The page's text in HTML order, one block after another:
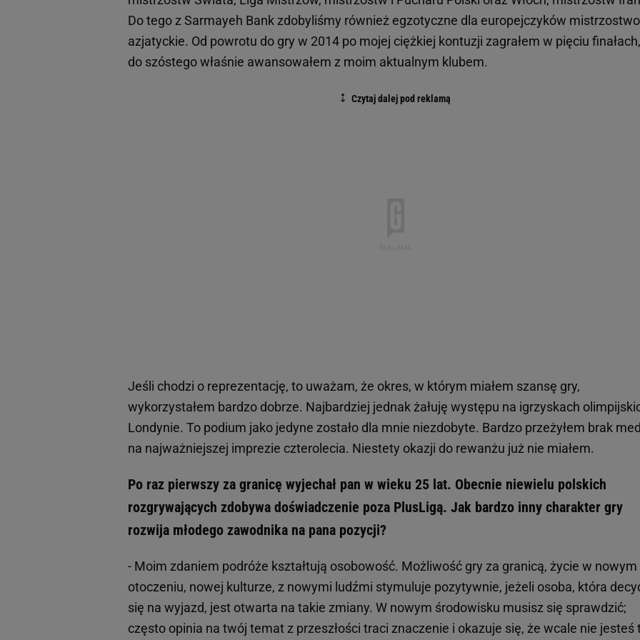
Do tego z Sarmayeh Bank zdobyliśmy również egzotyczne dla europejczyków mistrzostwo
azjatyckie. Od powrotu do gry w 2014 po mojej ciężkiej kontuzji zagrałem w pięciu
do szóstego właśnie awansowałem z moim aktualnym klubem.
Jeśli chodzi o reprezentację, to uważam, że okres, w którym miałem szansę gry,
wykorzystałem bardzo dobrze. Najbardziej jednak żałuję występu na igrzyskach
Londynie. To podium jako jedyne zostało dla mnie niezdobyte. Bardzo przeżyłem brak
na najważniejszej imprezie czterolecia. Niestety okazji do rewanżu już nie miałem.
Po raz pierwszy za granicę wyjechał pan w wieku 25 lat. Obecnie niewielu polskich
rozgrywających zdobywa doświadczenie poza PlusLigą. Jak bardzo inny charakter gry
rozwija młodego zawodnika na pana pozycji?
- Moim zdaniem podróże kształtują osobowość. Możliwość gry za granicą, życie w nowym
otoczeniu, nowej kulturze, z nowymi ludźmi stymuluje pozytywnie, jeżeli osoba, która
się na wyjazd, jest otwarta na takie zmiany. W nowym środowisku musisz się sprawdzić;
często opinia na twój temat z przeszłości traci znaczenie i okazuje się, że wcale nie jesteś